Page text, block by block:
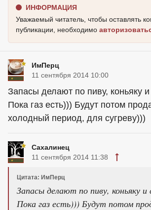
ИНФОРМАЦИЯ
Уважаемый читатель, чтобы оставлять
публикации, необходимо
ИмПерц
11 сентября 2014 10:00
Запасы делают по пиву, коньяку и
Пока газ есть))) Будут потом
холодный период, для сугреву)))
Сахалинец
11 сентября 2014 11:38
Цитата: ИмПерц
Запасы делают по пиву, коньяку
Пока газ есть))) Будут потом